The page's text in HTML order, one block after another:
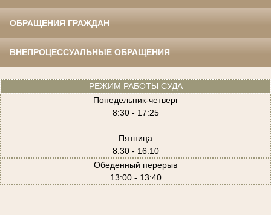
ОБРАЩЕНИЯ ГРАЖДАН
ВНЕПРОЦЕССУАЛЬНЫЕ ОБРАЩЕНИЯ
РЕЖИМ РАБОТЫ СУДА
Понедельник-четверг
8:30 - 17:25
Пятница
8:30 - 16:10
Обеденный перерыв
13:00 - 13:40